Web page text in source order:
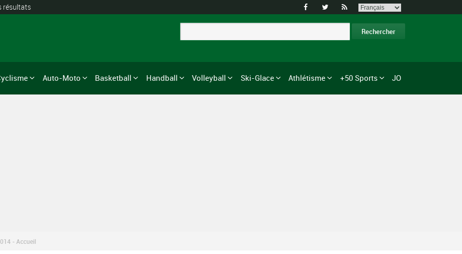
résultats   
Auto-Moto Basketball Handball Volleyball Ski-Glace Athlétisme +50 Sports JO
- Accueil